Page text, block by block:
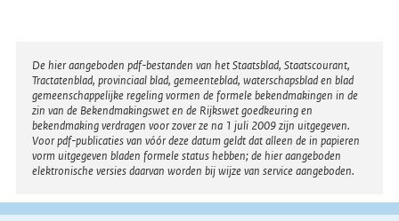
Disclaimer
De hier aangeboden pdf-bestanden van het Staatsblad, Staatscourant,
Tractatenblad, provinciaal blad, gemeenteblad, waterschapsblad en blad
gemeenschappelijke regeling vormen de formele bekendmakingen in de
zin van de Bekendmakingswet en de Rijkswet goedkeuring en
bekendmaking verdragen voor zover ze na 1 juli 2009 zijn uitgegeven.
Voor pdf-publicaties van vóór deze datum geldt dat alleen de in papieren
vorm uitgegeven bladen formele status hebben; de hier aangeboden
elektronische versies daarvan worden bij wijze van service aangeboden.